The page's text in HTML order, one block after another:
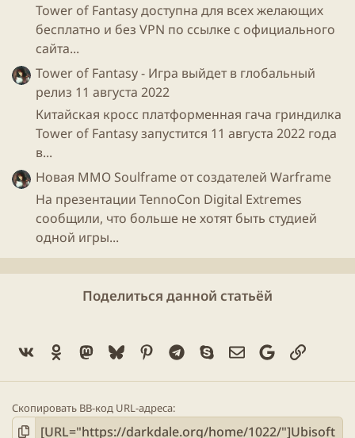
В общем вы поняли, во что нужно игратьв 2022 году
Tower of Fantasy доступна для всех желающих
бесплатно и без VPN по ссылке с официального
сайта...
Tower of Fantasy - Игра выйдет в глобальный
релиз 11 августа 2022
Китайская кросс платформенная гача гриндилка
Tower of Fantasy запустится 11 августа 2022 года
в...
Новая ММО Soulframe от создателей Warframe
На презентации TennoCon Digital Extremes
сообщили, что больше не хотят быть студией
одной игры...
Поделиться данной статьёй
Vk Ok Mastodon
BlueskyPinterestTelegram
SkypeЭлектронная
GoogleСсылка
Скопировать BB-код URL-адреса